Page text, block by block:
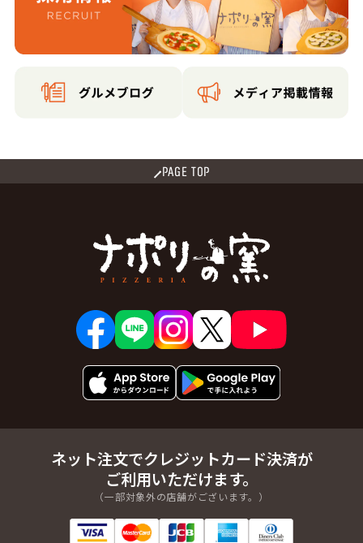
PAGE TOP
ネット注文でクレジットカード決済が
ご利用いただけます。
（一部対象外の店舗がございます。）